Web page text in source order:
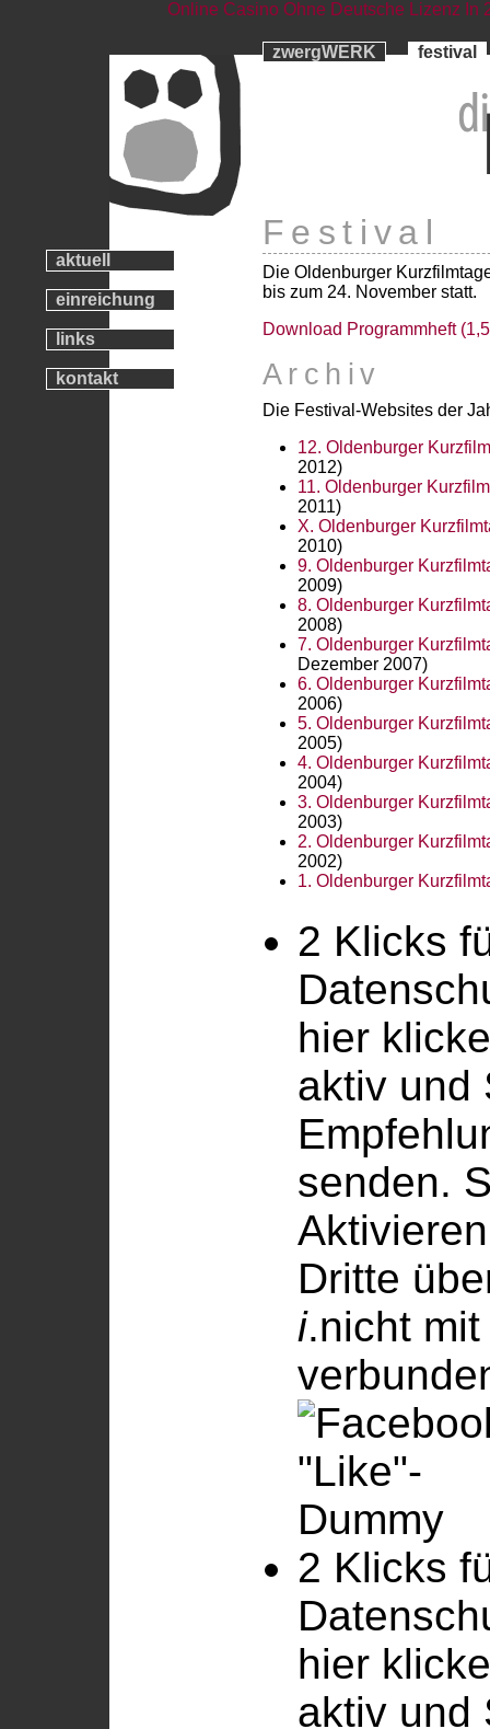
Online Casino Ohne Deutsche Lizenz In
aktuell
einreichung
links
kontakt
zwergWERK festival
Festival
Die Oldenburger
bis zum 24. November statt.
Download Programmheft
Archiv
Die Festival-Websites der
12. Oldenburger
2012)
11. Oldenburger
2011)
X. Oldenburger
2010)
9. Oldenburger
2009)
8. Oldenburger
2008)
7. Oldenburger
Dezember 2007)
6. Oldenburger
2006)
5. Oldenburger
2005)
4. Oldenburger
2004)
3. Oldenburger
2003)
2. Oldenburger
2002)
1. Oldenburger
2 Klicks
hier
aktiv und
senden.
Dritte
i.nicht
2 Klicks
hier
aktiv und